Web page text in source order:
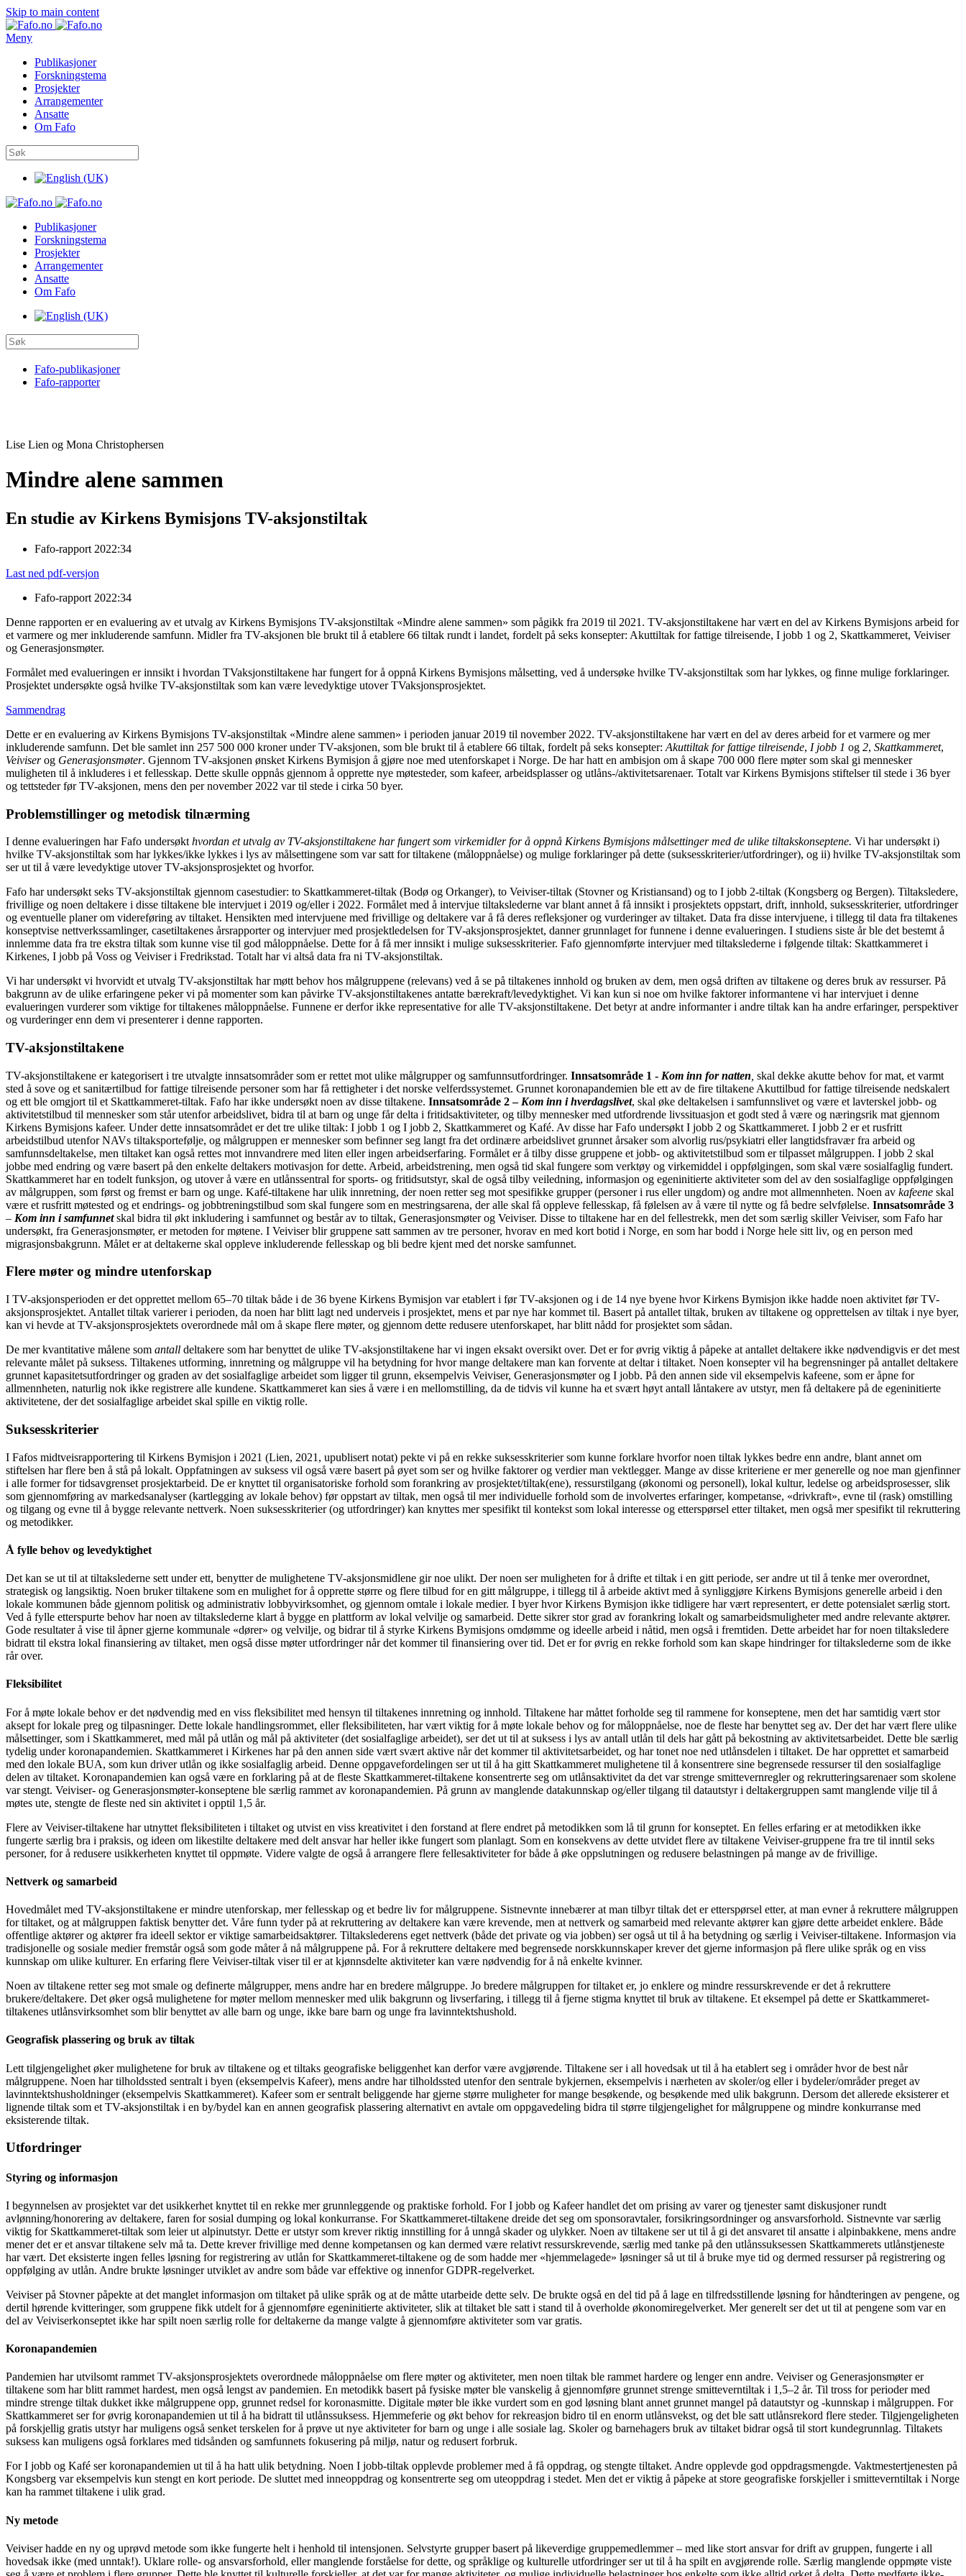
Skip to main content
Meny
Publikasjoner
Forskningstema
Prosjekter
Arrangementer
Ansatte
Om Fafo
Publikasjoner
Forskningstema
Prosjekter
Arrangementer
Ansatte
Om Fafo
Fafo-publikasjoner
Fafo-rapporter
Lise Lien og Mona Christophersen
Mindre alene sammen
En studie av Kirkens Bymisjons TV-aksjonstiltak
Fafo-rapport 2022:34
Last ned pdf-versjon
Fafo-rapport 2022:34
Denne rapporten er en evaluering av et utvalg av Kirkens Bymisjons TV-aksjonstiltak «Mindre alene sammen» som pågikk fra 2019 til 2021. TV-aksjonstiltakene har vært en del av Kirkens Bymisjons arbeid for
et varmere og mer inkluderende samfunn. Midler fra TV-aksjonen ble brukt til å etablere 66 tiltak rundt i landet, fordelt på seks konsepter: Akuttiltak for fattige tilreisende, I jobb 1 og 2, Skattkammeret, Veiviser
og Generasjonsmøter.
Formålet med evalueringen er innsikt i hvordan TVaksjonstiltakene har fungert for å oppnå Kirkens Bymisjons målsetting, ved å undersøke hvilke TV-aksjonstiltak som har lykkes, og finne mulige forklaringer.
Prosjektet undersøkte også hvilke TV-aksjonstiltak som kan være levedyktige utover TVaksjonsprosjektet.
Sammendrag
Dette er en evaluering av Kirkens Bymisjons TV-aksjonstiltak «Mindre alene sammen» i perioden januar 2019 til november 2022. TV-aksjonstiltakene har vært en del av deres arbeid for et varmere og mer
inkluderende samfunn. Det ble samlet inn 257 500 000 kroner under TV-aksjonen, som ble brukt til å etablere 66 tiltak, fordelt på seks konsepter: Akuttiltak for fattige tilreisende, I jobb 1 og 2, Skattkammeret,
Veiviserog Generasjonsmøter. Gjennom TV-aksjonen ønsket Kirkens Bymisjon å gjøre noe med utenforskapet i Norge. De har hatt en ambisjon om å skape 700 000 flere møter som skal gi mennesker
muligheten til å inkluderes i et fellesskap. Dette skulle oppnås gjennom å opprette nye møtesteder, som kafeer, arbeidsplasser og utlåns-/aktivitetsarenaer. Totalt var Kirkens Bymisjons stiftelser til stede i 36 byer
og tettsteder før TV-aksjonen, mens den per november 2022 var til stede i cirka 50 byer.
Problemstillinger og metodisk tilnærming
I denne evalueringen har Fafo undersøkt hvordan et utvalg av TV-aksjonstiltakene har fungert som virkemidler for å oppnå Kirkens Bymisjons målsettinger med de ulike tiltakskonseptene. Vi har undersøkt i)
hvilke TV-aksjonstiltak som har lykkes/ikke lykkes i lys av målsettingene som var satt for tiltakene (måloppnåelse) og mulige forklaringer på dette (suksesskriterier/utfordringer), og ii) hvilke TV-aksjonstiltak som
ser ut til å være levedyktige utover TV-aksjonsprosjektet og hvorfor.
Fafo har undersøkt seks TV-aksjonstiltak gjennom casestudier: to Skattkammeret-tiltak (Bodø og Orkanger), to Veiviser-tiltak (Stovner og Kristiansand) og to I jobb 2-tiltak (Kongsberg og Bergen). Tiltaksledere,
frivillige og noen deltakere i disse tiltakene ble intervjuet i 2019 og/eller i 2022. Formålet med å intervjue tiltakslederne var blant annet å få innsikt i prosjektets oppstart, drift, innhold, suksesskriterier, utfordringer
og eventuelle planer om videreføring av tiltaket. Hensikten med intervjuene med frivillige og deltakere var å få deres refleksjoner og vurderinger av tiltaket. Data fra disse intervjuene, i tillegg til data fra tiltakenes
konseptvise nettverkssamlinger, casetiltakenes årsrapporter og intervjuer med prosjektledelsen for TV-aksjonsprosjektet, danner grunnlaget for funnene i denne evalueringen. I studiens siste år ble det bestemt å
innlemme data fra tre ekstra tiltak som kunne vise til god måloppnåelse. Dette for å få mer innsikt i mulige suksesskriterier. Fafo gjennomførte intervjuer med tiltakslederne i følgende tiltak: Skattkammeret i
Kirkenes, I jobb på Voss og Veiviser i Fredrikstad. Totalt har vi altså data fra ni TV-aksjonstiltak.
Vi har undersøkt vi hvorvidt et utvalg TV-aksjonstiltak har møtt behov hos målgruppene (relevans) ved å se på tiltakenes innhold og bruken av dem, men også driften av tiltakene og deres bruk av ressurser. På
bakgrunn av de ulike erfaringene peker vi på momenter som kan påvirke TV-aksjonstiltakenes antatte bærekraft/levedyktighet. Vi kan kun si noe om hvilke faktorer informantene vi har intervjuet i denne
evalueringen vurderer som viktige for tiltakenes måloppnåelse. Funnene er derfor ikke representative for alle TV-aksjonstiltakene. Det betyr at andre informanter i andre tiltak kan ha andre erfaringer, perspektiver
og vurderinger enn dem vi presenterer i denne rapporten.
TV-aksjonstiltakene
TV-aksjonstiltakene er kategorisert i tre utvalgte innsatsområder som er rettet mot ulike målgrupper og samfunnsutfordringer. Innsatsområde 1 - Kom inn for natten skal dekke akutte behov for mat, et varmt
sted å sove og et sanitærtilbud for fattige tilreisende personer som har få rettigheter i det norske velferdssystemet. Grunnet koronapandemien ble ett av de fire tiltakene Akuttilbud for fattige tilreisende nedskalert
og ett ble omgjort til et Skattkammeret-tiltak. Fafo har ikke undersøkt noen av disse tiltakene. Innsatsområde 2 – Kom inn i hverdagslivet, skal øke deltakelsen i samfunnslivet og være et lavterskel jobb- og
aktivitetstilbud til mennesker som står utenfor arbeidslivet, bidra til at barn og unge får delta i fritidsaktiviteter, og tilby mennesker med utfordrende livssituasjon et godt sted å være og næringsrik mat gjennom
Kirkens Bymisjons kafeer. Under dette innsatsområdet er det tre ulike tiltak: I jobb 1 og I jobb 2, Skattkammeret og Kafé. Av disse har Fafo undersøkt I jobb 2 og Skattkammeret. I jobb 2 er et rusfritt
arbeidstilbud utenfor NAVs tiltaksportefølje, og målgruppen er mennesker som befinner seg langt fra det ordinære arbeidslivet grunnet årsaker som alvorlig rus/psykiatri eller langtidsfravær fra arbeid og
samfunnsdeltakelse, men tiltaket kan også rettes mot innvandrere med liten eller ingen arbeidserfaring. Formålet er å tilby disse gruppene et jobb- og aktivitetstilbud som er tilpasset målgruppen. I jobb 2 skal
jobbe med endring og være basert på den enkelte deltakers motivasjon for dette. Arbeid, arbeidstrening, men også tid skal fungere som verktøy og virkemiddel i oppfølgingen, som skal være sosialfaglig fundert.
Skattkammeret har en todelt funksjon, og utover å være en utlånssentral for sports- og fritidsutstyr, skal de også tilby veiledning, informasjon og egeninitierte aktiviteter som del av den sosialfaglige oppfølgingen
av målgruppen, som først og fremst er barn og unge. Kafé-tiltakene har ulik innretning, der noen retter seg mot spesifikke grupper (personer i rus eller ungdom) og andre mot allmennheten. Noen av kafeene skal
være et rusfritt møtested og et endrings- og jobbtreningstilbud som skal fungere som en mestringsarena, der alle skal få oppleve fellesskap, få følelsen av å være til nytte og få bedre selvfølelse. Innsatsområde 3
– Kom inn i samfunnetskal bidra til økt inkludering i samfunnet og består av to tiltak, Generasjonsmøter og Veiviser. Disse to tiltakene har en del fellestrekk, men det som særlig skiller Veiviser, som Fafo har
undersøkt, fra Generasjonsmøter, er metoden for møtene. I Veiviser blir gruppene satt sammen av tre personer, hvorav en med kort botid i Norge, en som har bodd i Norge hele sitt liv, og en person med
migrasjonsbakgrunn. Målet er at deltakerne skal oppleve inkluderende fellesskap og bli bedre kjent med det norske samfunnet.
Flere møter og mindre utenforskap
I TV-aksjonsperioden er det opprettet mellom 65–70 tiltak både i de 36 byene Kirkens Bymisjon var etablert i før TV-aksjonen og i de 14 nye byene hvor Kirkens Bymisjon ikke hadde noen aktivitet før TV-
aksjonsprosjektet. Antallet tiltak varierer i perioden, da noen har blitt lagt ned underveis i prosjektet, mens et par nye har kommet til. Basert på antallet tiltak, bruken av tiltakene og opprettelsen av tiltak i nye byer,
kan vi hevde at TV-aksjonsprosjektets overordnede mål om å skape flere møter, og gjennom dette redusere utenforskapet, har blitt nådd for prosjektet som sådan.
De mer kvantitative målene som antall deltakere som har benyttet de ulike TV-aksjonstiltakene har vi ingen eksakt oversikt over. Det er for øvrig viktig å påpeke at antallet deltakere ikke nødvendigvis er det mest
relevante målet på suksess. Tiltakenes utforming, innretning og målgruppe vil ha betydning for hvor mange deltakere man kan forvente at deltar i tiltaket. Noen konsepter vil ha begrensninger på antallet deltakere
grunnet kapasitetsutfordringer og graden av det sosialfaglige arbeidet som ligger til grunn, eksempelvis Veiviser, Generasjonsmøter og I jobb. På den annen side vil eksempelvis kafeene, som er åpne for
allmennheten, naturlig nok ikke registrere alle kundene. Skattkammeret kan sies å være i en mellomstilling, da de tidvis vil kunne ha et svært høyt antall låntakere av utstyr, men få deltakere på de egeninitierte
aktivitetene, der det sosialfaglige arbeidet skal spille en viktig rolle.
Suksesskriterier
I Fafos midtveisrapportering til Kirkens Bymisjon i 2021 (Lien, 2021, upublisert notat) pekte vi på en rekke suksesskriterier som kunne forklare hvorfor noen tiltak lykkes bedre enn andre, blant annet om
stiftelsen har flere ben å stå på lokalt. Oppfatningen av suksess vil også være basert på øyet som ser og hvilke faktorer og verdier man vektlegger. Mange av disse kriteriene er mer generelle og noe man gjenfinner
i alle former for tidsavgrenset prosjektarbeid. De er knyttet til organisatoriske forhold som forankring av prosjektet/tiltak(ene), ressurstilgang (økonomi og personell), lokal kultur, ledelse og arbeidsprosesser, slik
som gjennomføring av markedsanalyser (kartlegging av lokale behov) før oppstart av tiltak, men også til mer individuelle forhold som de involvertes erfaringer, kompetanse, «drivkraft», evne til (rask) omstilling
og tilgang og evne til å bygge relevante nettverk. Noen suksesskriterier (og utfordringer) kan knyttes mer spesifikt til kontekst som lokal interesse og etterspørsel etter tiltaket, men også mer spesifikt til rekruttering
og metodikker.
Å fylle behov og levedyktighet
Det kan se ut til at tiltakslederne sett under ett, benytter de mulighetene TV-aksjonsmidlene gir noe ulikt. Der noen ser muligheten for å drifte et tiltak i en gitt periode, ser andre ut til å tenke mer overordnet,
strategisk og langsiktig. Noen bruker tiltakene som en mulighet for å opprette større og flere tilbud for en gitt målgruppe, i tillegg til å arbeide aktivt med å synliggjøre Kirkens Bymisjons generelle arbeid i den
lokale kommunen både gjennom politisk og administrativ lobbyvirksomhet, og gjennom omtale i lokale medier. I byer hvor Kirkens Bymisjon ikke tidligere har vært representert, er dette potensialet særlig stort.
Ved å fylle etterspurte behov har noen av tiltakslederne klart å bygge en plattform av lokal velvilje og samarbeid. Dette sikrer stor grad av forankring lokalt og samarbeidsmuligheter med andre relevante aktører.
Gode resultater å vise til åpner gjerne kommunale «dører» og velvilje, og bidrar til å styrke Kirkens Bymisjons omdømme og ideelle arbeid i nåtid, men også i fremtiden. Dette arbeidet har for noen tiltaksledere
bidratt til ekstra lokal finansiering av tiltaket, men også disse møter utfordringer når det kommer til finansiering over tid. Det er for øvrig en rekke forhold som kan skape hindringer for tiltakslederne som de ikke
rår over.
Fleksibilitet
For å møte lokale behov er det nødvendig med en viss fleksibilitet med hensyn til tiltakenes innretning og innhold. Tiltakene har måttet forholde seg til rammene for konseptene, men det har samtidig vært stor
aksept for lokale preg og tilpasninger. Dette lokale handlingsrommet, eller fleksibiliteten, har vært viktig for å møte lokale behov og for måloppnåelse, noe de fleste har benyttet seg av. Der det har vært flere ulike
målsettinger, som i Skattkammeret, med mål på utlån og mål på aktiviteter (det sosialfaglige arbeidet), ser det ut til at suksess i lys av antall utlån til dels har gått på bekostning av aktivitetsarbeidet. Dette ble særlig
tydelig under koronapandemien. Skattkammeret i Kirkenes har på den annen side vært svært aktive når det kommer til aktivitetsarbeidet, og har tonet noe ned utlånsdelen i tiltaket. De har opprettet et samarbeid
med den lokale BUA, som kun driver utlån og ikke sosialfaglig arbeid. Denne oppgavefordelingen ser ut til å ha gitt Skattkammeret mulighetene til å konsentrere sine begrensede ressurser til den sosialfaglige
delen av tiltaket. Koronapandemien kan også være en forklaring på at de fleste Skattkammeret-tiltakene konsentrerte seg om utlånsaktivitet da det var strenge smittevernregler og rekrutteringsarenaer som skolene
var stengt. Veiviser- og Generasjonsmøter-konseptene ble særlig rammet av koronapandemien. På grunn av manglende datakunnskap og/eller tilgang til datautstyr i deltakergruppen samt manglende vilje til å
møtes ute, stengte de fleste ned sin aktivitet i opptil 1,5 år.
Flere av Veiviser-tiltakene har utnyttet fleksibiliteten i tiltaket og utvist en viss kreativitet i den forstand at flere endret på metodikken som lå til grunn for konseptet. En felles erfaring er at metodikken ikke
fungerte særlig bra i praksis, og ideen om likestilte deltakere med delt ansvar har heller ikke fungert som planlagt. Som en konsekvens av dette utvidet flere av tiltakene Veiviser-gruppene fra tre til inntil seks
personer, for å redusere usikkerheten knyttet til oppmøte. Videre valgte de også å arrangere flere fellesaktiviteter for både å øke oppslutningen og redusere belastningen på mange av de frivillige.
Nettverk og samarbeid
Hovedmålet med TV-aksjonstiltakene er mindre utenforskap, mer fellesskap og et bedre liv for målgruppene. Sistnevnte innebærer at man tilbyr tiltak det er etterspørsel etter, at man evner å rekruttere målgruppen
for tiltaket, og at målgruppen faktisk benytter det. Våre funn tyder på at rekruttering av deltakere kan være krevende, men at nettverk og samarbeid med relevante aktører kan gjøre dette arbeidet enklere. Både
offentlige aktører og aktører fra ideell sektor er viktige samarbeidsaktører. Tiltakslederens eget nettverk (både det private og via jobben) ser også ut til å ha betydning og særlig i Veiviser-tiltakene. Informasjon via
tradisjonelle og sosiale medier fremstår også som gode måter å nå målgruppene på. For å rekruttere deltakere med begrensede norskkunnskaper krever det gjerne informasjon på flere ulike språk og en viss
kunnskap om ulike kulturer. En erfaring flere Veiviser-tiltak viser til er at kjønnsdelte aktiviteter kan være nødvendig for å nå enkelte kvinner.
Noen av tiltakene retter seg mot smale og definerte målgrupper, mens andre har en bredere målgruppe. Jo bredere målgruppen for tiltaket er, jo enklere og mindre ressurskrevende er det å rekruttere
brukere/deltakere. Det øker også mulighetene for møter mellom mennesker med ulik bakgrunn og livserfaring, i tillegg til å fjerne stigma knyttet til bruk av tiltakene. Et eksempel på dette er Skattkammeret-
tiltakenes utlånsvirksomhet som blir benyttet av alle barn og unge, ikke bare barn og unge fra lavinntektshushold.
Geografisk plassering og bruk av tiltak
Lett tilgjengelighet øker mulighetene for bruk av tiltakene og et tiltaks geografiske beliggenhet kan derfor være avgjørende. Tiltakene ser i all hovedsak ut til å ha etablert seg i områder hvor de best når
målgruppene. Noen har tilholdssted sentralt i byen (eksempelvis Kafeer), mens andre har tilholdssted utenfor den sentrale bykjernen, eksempelvis i nærheten av skoler/og eller i bydeler/områder preget av
lavinntektshusholdninger (eksempelvis Skattkammeret). Kafeer som er sentralt beliggende har gjerne større muligheter for mange besøkende, og besøkende med ulik bakgrunn. Dersom det allerede eksisterer et
lignende tiltak som et TV-aksjonstiltak i en by/bydel kan en annen geografisk plassering alternativt en avtale om oppgavedeling bidra til større tilgjengelighet for målgruppene og mindre konkurranse med
eksisterende tiltak.
Utfordringer
Styring og informasjon
I begynnelsen av prosjektet var det usikkerhet knyttet til en rekke mer grunnleggende og praktiske forhold. For I jobb og Kafeer handlet det om prising av varer og tjenester samt diskusjoner rundt
avlønning/honorering av deltakere, faren for sosial dumping og lokal konkurranse. For Skattkammeret-tiltakene dreide det seg om sponsoravtaler, forsikringsordninger og ansvarsforhold. Sistnevnte var særlig
viktig for Skattkammeret-tiltak som leier ut alpinutstyr. Dette er utstyr som krever riktig innstilling for å unngå skader og ulykker. Noen av tiltakene ser ut til å gi det ansvaret til ansatte i alpinbakkene, mens andre
mener det er et ansvar tiltakene selv må ta. Dette krever frivillige med denne kompetansen og kan dermed være relativt ressurskrevende, særlig med tanke på den utlånssuksessen Skattkammerets utlånstjeneste
har vært. Det eksisterte ingen felles løsning for registrering av utlån for Skattkammeret-tiltakene og de som hadde mer «hjemmelagede» løsninger så ut til å bruke mye tid og dermed ressurser på registrering og
oppfølging av utlån. Andre brukte løsninger utviklet av andre som både var effektive og innenfor GDPR-regelverket.
Veiviser på Stovner påpekte at det manglet informasjon om tiltaket på ulike språk og at de måtte utarbeide dette selv. De brukte også en del tid på å lage en tilfredsstillende løsning for håndteringen av pengene, og
dertil hørende kvitteringer, som gruppene fikk utdelt for å gjennomføre egeninitierte aktiviteter, slik at tiltaket ble satt i stand til å overholde økonomiregelverket. Mer generelt ser det ut til at pengene som var en
del av Veiviserkonseptet ikke har spilt noen særlig rolle for deltakerne da mange valgte å gjennomføre aktiviteter som var gratis.
Koronapandemien
Pandemien har utvilsomt rammet TV-aksjonsprosjektets overordnede måloppnåelse om flere møter og aktiviteter, men noen tiltak ble rammet hardere og lenger enn andre. Veiviser og Generasjonsmøter er
tiltakene som har blitt rammet hardest, men også lengst av pandemien. En metodikk basert på fysiske møter ble vanskelig å gjennomføre grunnet strenge smitteverntiltak i 1,5–2 år. Til tross for perioder med
mindre strenge tiltak dukket ikke målgruppene opp, grunnet redsel for koronasmitte. Digitale møter ble ikke vurdert som en god løsning blant annet grunnet mangel på datautstyr og -kunnskap i målgruppen. For
Skattkammeret ser for øvrig koronapandemien ut til å ha bidratt til utlånssuksess. Hjemmeferie og økt behov for rekreasjon bidro til en enorm utlånsvekst, og det ble satt utlånsrekord flere steder. Tilgjengeligheten
på forskjellig gratis utstyr har muligens også senket terskelen for å prøve ut nye aktiviteter for barn og unge i alle sosiale lag. Skoler og barnehagers bruk av tiltaket bidrar også til stort kundegrunnlag. Tiltakets
suksess kan muligens også forklares med tidsånden og samfunnets fokusering på miljø, natur og redusert forbruk.
For I jobb og Kafé ser koronapandemien ut til å ha hatt ulik betydning. Noen I jobb-tiltak opplevde problemer med å få oppdrag, og stengte tiltaket. Andre opplevde god oppdragsmengde. Vaktmestertjenesten på
Kongsberg var eksempelvis kun stengt en kort periode. De sluttet med inneoppdrag og konsentrerte seg om uteoppdrag i stedet. Men det er viktig å påpeke at store geografiske forskjeller i smitteverntiltak i Norge
kan ha rammet tiltakene i ulik grad.
Ny metode
Veiviser hadde en ny og uprøvd metode som ikke fungerte helt i henhold til intensjonen. Selvstyrte grupper basert på likeverdige gruppemedlemmer – med like stort ansvar for drift av gruppen, fungerte i all
hovedsak ikke (med unntak!). Uklare rolle- og ansvarsforhold, eller manglende forståelse for dette, og språklige og kulturelle utfordringer ser ut til å ha spilt en avgjørende rolle. Særlig manglende oppmøte viste